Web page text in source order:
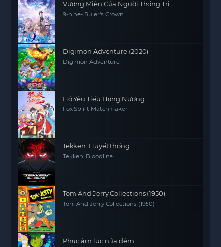
Vương Miện Của Người Thống Trị
9-nine- Ruler's Crown
Digimon Adventure (2020)
Digimon Adventure
Hồ Yêu Tiểu Hồng Nương
Fox Spirit Matchmaker
Tekken: Huyết thống
Tekken: Bloodline
Tom And Jerry Collections (1950)
Tom And Jerry Collections (1950)
Phúc âm lúc nửa đêm